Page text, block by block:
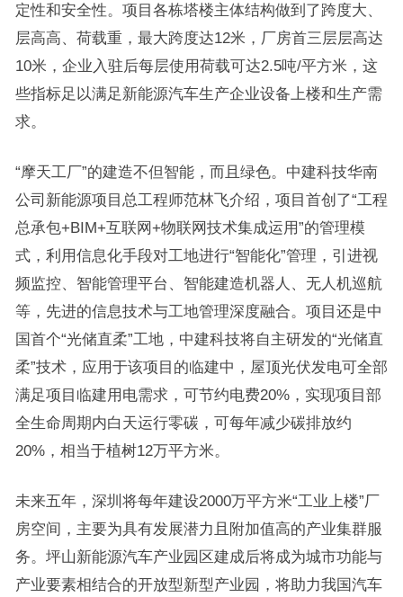
定性和安全性。项目各栋塔楼主体结构做到了跨度大、
层高高、荷载重，最大跨度达12米，厂房首三层层高达
10米，企业入驻后每层使用荷载可达2.5吨/平方米，这
些指标足以满足新能源汽车生产企业设备上楼和生产需
求。
“摩天工厂”的建造不但智能，而且绿色。中建科技华南
公司新能源项目总工程师范林飞介绍，项目首创了“工程
总承包+BIM+互联网+物联网技术集成运用”的管理模
式，利用信息化手段对工地进行“智能化”管理，引进视
频监控、智能管理平台、智能建造机器人、无人机巡航
等，先进的信息技术与工地管理深度融合。项目还是中
国首个“光储直柔”工地，中建科技将自主研发的“光储直
柔”技术，应用于该项目的临建中，屋顶光伏发电可全部
满足项目临建用电需求，可节约电费20%，实现项目部
全生命周期内白天运行零碳，可每年减少碳排放约
20%，相当于植树12万平方米。
未来五年，深圳将每年建设2000万平方米“工业上楼”厂
房空间，主要为具有发展潜力且附加值高的产业集群服
务。坪山新能源汽车产业园区建成后将成为城市功能与
产业要素相结合的开放型新型产业园，将助力我国汽车